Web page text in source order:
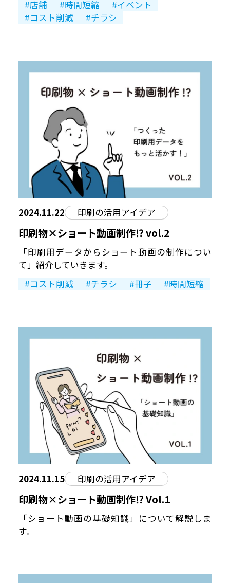
店舗 時間短縮
イベント
コスト削減
チラシ
2024.11.22 印刷の活用アイデア
印刷物×ショート動画制作⁉︎ vol.2
「印刷用データからショート動画の制作につい
て」紹介していきます。
コスト削減
チラシ 冊子 時間短縮
2024.11.15 印刷の活用アイデア
印刷物×ショート動画制作⁉︎ Vol.1
「ショート動画の基礎知識」について解説しま
す。